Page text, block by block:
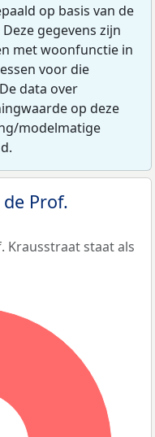
op basis van de
Deze gegevens zijn
met woonfunctie in
voor die
data over
op deze
modelmatige
Prof.
Krausstraat staat als